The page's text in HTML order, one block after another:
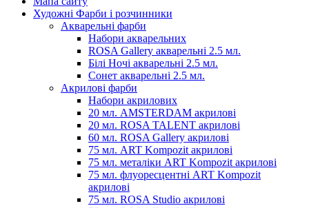
Художні Фарби і розчинники
Акварельні фарби
Набори акварельних
ROSA Gallery акварельні 2.5 мл.
Білі Ночі акварельні 2.5 мл.
Сонет акварельні 2.5 мл.
Акрилові фарби
Набори акрилових
20 мл. AMSTERDAM акрилові
20 мл. ROSA TALENT акрилові
60 мл. ROSA Gallery акрилові
75 мл. ART Kompozit акрилові
75 мл. металіки ART Kompozit акрилові
75 мл. флуоресцентні ART Kompozit
акрилові
75 мл. ROSA Studio акрилові